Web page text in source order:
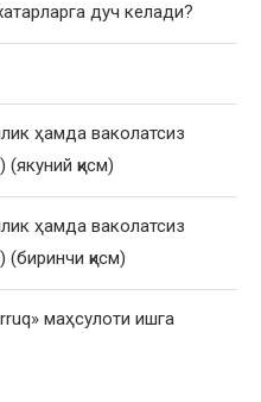
дуч келади?
ҳамда ваколатсиз
қисм)
ҳамда ваколатсиз
қисм)
маҳсулоти ишга